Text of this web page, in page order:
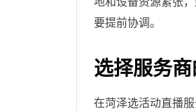
要提前协调。
选择服务
在菏泽选活动直播